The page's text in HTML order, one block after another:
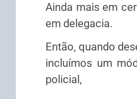
Ainda mais em
em delegacia.
Então, quando
incluímos um
policial,